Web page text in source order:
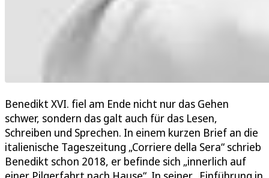
Benedikt XVI. fiel am Ende nicht nur das Gehen
schwer, sondern das galt auch für das Lesen,
Schreiben und Sprechen. In einem kurzen Brief an die
italienische Tageszeitung „Corriere della Sera“ schrieb
Benedikt schon 2018, er befinde sich „innerlich auf